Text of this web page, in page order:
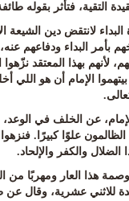
فتأثر بقوله
لانتقض دين
بأمر البداء ودفاعهم
بهذا المعتقد
بيتهموا الإمام أن هو
.
عن الخلف في
علوًا كبيرًا .
والكفر والإلحاد.
هذا العار ومهربًا من
للاثني عشرية، وقال عن